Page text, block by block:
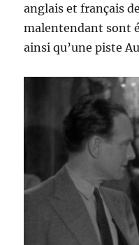
anglais et français
malentendant sont
ainsi qu’une piste